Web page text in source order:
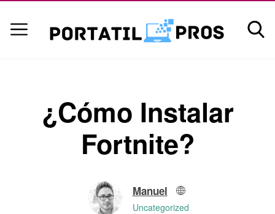
¿Cómo Instalar
Fortnite?
Manuel
Uncategorized